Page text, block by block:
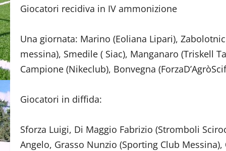
Giocatori recidiva in IV ammonizione
Una giornata: Marino (Eoliana Lipari),
messina), Smedile ( Siac), Manganaro (Triskell
Campione (Nikeclub), Bonvegna
Giocatori in diffida:
Sforza Luigi, Di Maggio Fabrizio (Stromboli
Angelo, Grasso Nunzio (Sporting Club